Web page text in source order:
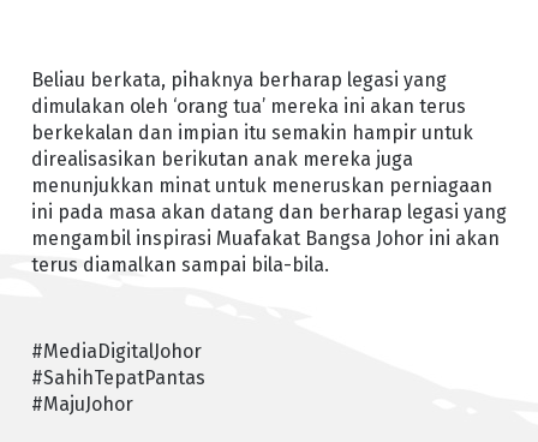
Beliau berkata, pihaknya berharap legasi yang
dimulakan oleh ‘orang tua’ mereka ini akan terus
berkekalan dan impian itu semakin hampir untuk
direalisasikan berikutan anak mereka juga
menunjukkan minat untuk meneruskan perniagaan
ini pada masa akan datang dan berharap legasi yang
mengambil inspirasi Muafakat Bangsa Johor ini akan
terus diamalkan sampai bila-bila.
#MediaDigitalJohor
#SahihTepatPantas
#MajuJohor